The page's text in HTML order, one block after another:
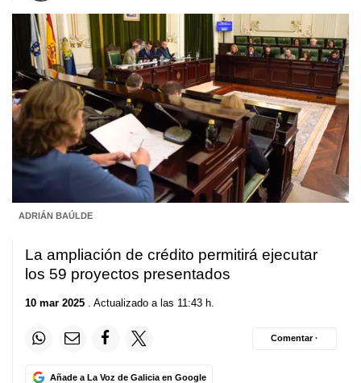
ADRIÁN BAÚLDE
La ampliación de crédito permitirá ejecutar
los 59 proyectos presentados
10 mar 2025 . Actualizado a las 11:43 h.
Añade a La Voz de Galicia en Google
Comentar ·